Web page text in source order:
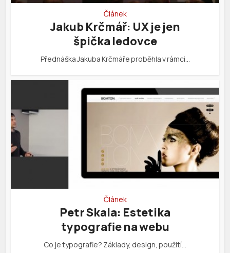
Článek
Jakub Krčmář: UX je jen
špička ledovce
Přednáška Jakuba Krčmáře proběhla v rámci…
Článek
Petr Skala: Estetika
typografie na webu
Co je typografie? Základy, design, použití…